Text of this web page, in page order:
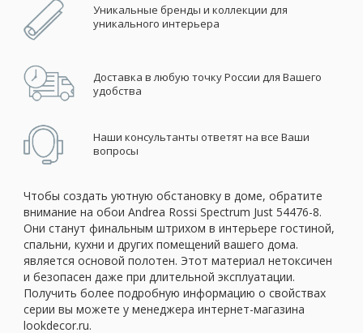
Уникальные бренды и коллекции для
уникального интерьера
Доставка в любую точку России для Вашего
удобства
Наши консультанты ответят на все Ваши
вопросы
Чтобы создать уютную обстановку в доме, обратите
внимание на обои Andrea Rossi Spectrum Just 54476-8.
Они станут финальным штрихом в интерьере гостиной,
спальни, кухни и других помещений вашего дома.
является основой полотен. Этот материал нетоксичен
и безопасен даже при длительной эксплуатации.
Получить более подробную информацию о свойствах
серии вы можете у менеджера интернет-магазина
lookdecor.ru.